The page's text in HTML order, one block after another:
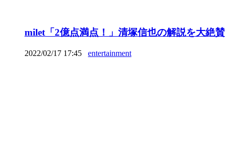
milet「2億点満点！」清塚信也の解説を大絶賛
2022/02/17 17:45 entertainment